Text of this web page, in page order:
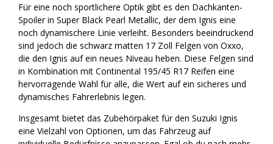
Für eine noch sportlichere Optik gibt es den Dachkanten-
Spoiler in Super Black Pearl Metallic, der dem Ignis eine
noch dynamischere Linie verleiht. Besonders beeindruckend
sind jedoch die schwarz matten 17 Zoll Felgen von Oxxo,
die den Ignis auf ein neues Niveau heben. Diese Felgen sind
in Kombination mit Continental 195/45 R17 Reifen eine
hervorragende Wahl für alle, die Wert auf ein sicheres und
dynamisches Fahrerlebnis legen.
Insgesamt bietet das Zubehörpaket für den Suzuki Ignis
eine Vielzahl von Optionen, um das Fahrzeug auf